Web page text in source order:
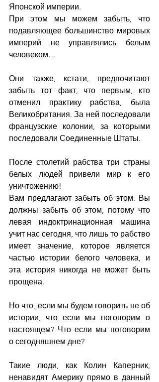
Японской империи.
При этом мы можем забыть, что
подавляющее большинство мировых
империй не управлялись белым
человеком…
Они также, кстати, предпочитают
забыть тот факт, что первым, кто
отменил практику рабства, была
Великобритания. За ней последовали
французские колонии, за которыми
последовали Соединенные Штаты.
После столетий рабства три страны
белых людей привели мир к его
уничтожению!
Вам предлагают забыть об этом. Вы
должны забыть об этом, потому что
левая индоктринационная машина
учит нас сегодня, что лишь то рабство
имеет значение, которое является
частью истории белого человека, и
эта история никогда не может быть
прощена.
Но что, если мы будем говорить не об
истории, что если мы поговорим о
настоящем? Что если мы поговорим
о сегодняшнем дне?
Такие люди, как Колин Каперник,
ненавидят Америку прямо в данный